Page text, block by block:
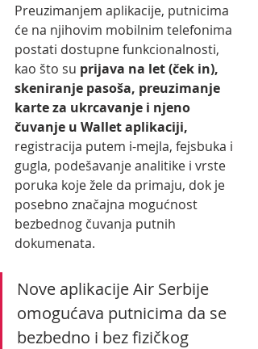
Preuzimanjem aplikacije, putnicima
će na njihovim mobilnim telefonima
postati dostupne funkcionalnosti,
kao što su prijava na let (ček in),
skeniranje pasoša, preuzimanje
karte za ukrcavanje i njeno
čuvanje u Wallet aplikaciji,
registracija putem i-mejla, fejsbuka i
gugla, podešavanje analitike i vrste
poruka koje žele da primaju, dok je
posebno značajna mogućnost
bezbednog čuvanja putnih
dokumenata.
Nove aplikacije Air Serbije
omogućava putnicima da se
bezbedno i bez fizičkog